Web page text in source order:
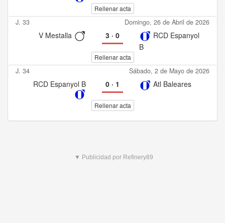
Rellenar acta
J. 33 Domingo, 26 de Abril de 2026
V Mestalla 3· 0
RCD Espanyol
B
Rellenar acta
J. 34 Sábado, 2 de Mayo de 2026
RCD Espanyol B 0· 1 Atl Baleares
Rellenar acta
▼ Publicidad por Refinery89